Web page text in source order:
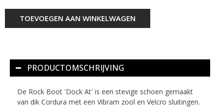
TOEVOEGEN AAN WINKELWAGEN
PRODUCTOMSCHRIJVING
De Rock Boot 'Dock At' is een stevige schoen gemaakt
van dik Cordura met een Vibram zool en Velcro sluitingen.